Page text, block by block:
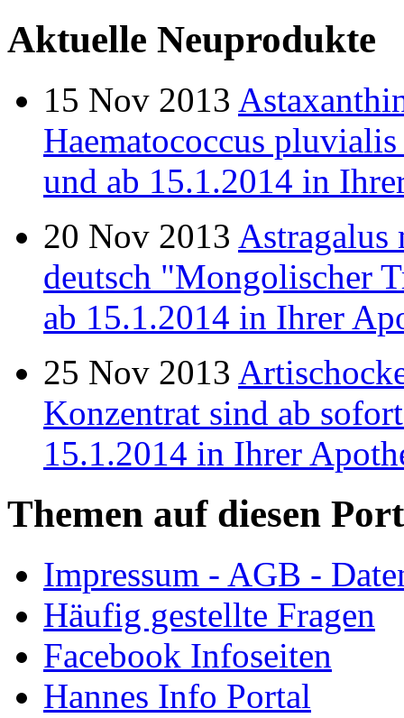
Aktuelle Neuprodukte
15 Nov 2013
Haematococcus
und ab 15.1.2014 in
20 Nov 2013 Astragalus
deutsch "Mongolischer
ab 15.1.2014 in Ihrer
25 Nov 2013
Konzentrat sind ab
15.1.2014 in Ihrer
Themen auf diesen
Impressum - AGB -
Häufig gestellte Fragen
Facebook Infoseiten
Hannes Info Portal